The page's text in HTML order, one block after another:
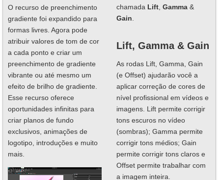
O recurso de preenchimento
gradiente foi expandido para
formas livres. Agora pode
atribuir valores de tom de cor
a cada ponto e criar um
preenchimento de gradiente
vibrante ou até mesmo um
efeito de brilho de gradiente.
Esse recurso oferece
oportunidades infinitas para
criar planos de fundo
exclusivos, animações de
logotipo, introduções e muito
mais.
chamada Lift ,Gamma &
Gain
Lift, Gamma & Gain
As rodas Lift, Gamma, Gain
(e Offset) ajudarão você a
aplicar correção de cores de
nível profissional em vídeos e
imagens. Lift permite corrigir
tons escuros no vídeo
(sombras); Gamma permite
corrigir tons médios; Gain
permite corrigir tons claros e
Offset permite trabalhar com
a imagem inteira.